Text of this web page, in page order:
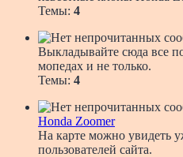
Темы: 4
Выкладывайте сюда все
мопедах и не только.
Темы: 4
Honda Zoomer
На карте можно увидеть
пользователей сайта.